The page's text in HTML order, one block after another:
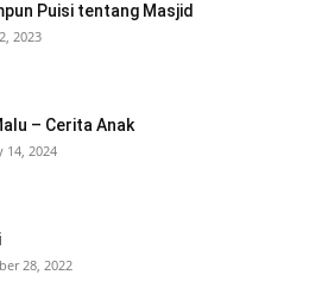
Puisi tentang Masjid
2023
– Cerita Anak
14, 2024
28, 2022